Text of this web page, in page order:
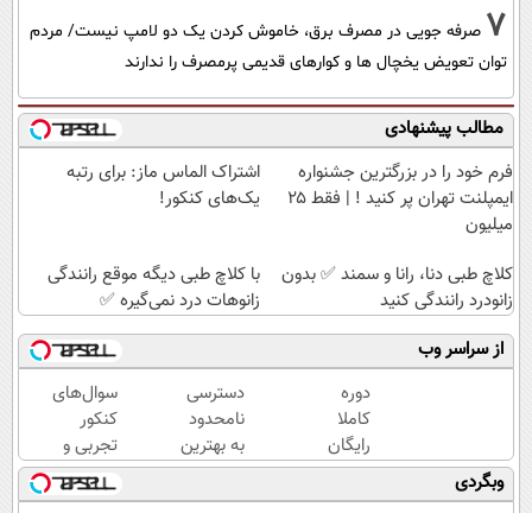
7 صرفه جویی در مصرف برق، خاموش کردن یک دو لامپ نیست/ مردم
توان تعویض یخچال ها و کوارهای قدیمی پرمصرف را ندارند
مطالب پیشنهادی
فرم خود را در بزرگترین جشنواره
ایمپلنت تهران پر کنید ! | فقط ۲۵
میلیون
اشتراک الماس ماز: برای رتبه
یک‌های کنکور!
کلاچ طبی دنا، رانا و سمند ✅ بدون
زانودرد رانندگی کنید
با کلاچ طبی دیگه موقع رانندگی
زانوهات درد نمی‌گیره ✅
از سراسر وب
دوره
کاملا
رایگان
گروه
آموزشی
دسترسی
نامحدود
به بهترین
آموزش‌ها
تا روز
سوال‌های
کنکور
تجربی و
ریاضی در
پکیج ماز
وبگردی